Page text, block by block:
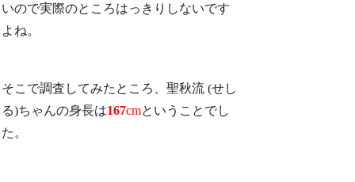
いので実際のところはっきりしないです
よね。
そこで調査してみたところ、聖秋流 (せし
る)ちゃんの身長は167cmということでし
た。